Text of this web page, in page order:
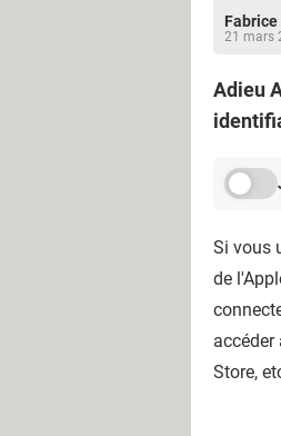
21 mars
Adieu
Si vous
de
accéder
Store,